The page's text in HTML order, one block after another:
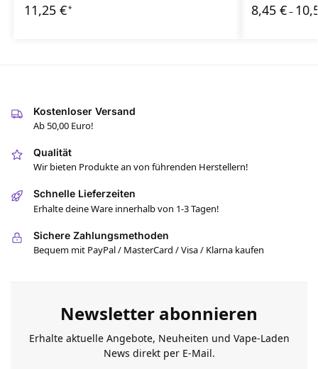
11,25 €* 8,45 €–
Kostenloser Versand
Ab 50,00 Euro!
Qualität
Wir bieten Produkte an von führenden Herstellern!
Schnelle Lieferzeiten
Erhalte deine Ware innerhalb von 1-3 Tagen!
Sichere Zahlungsmethoden
Bequem mit PayPal / MasterCard / Visa / Klarna kaufen
Newsletter abonnieren
Erhalte aktuelle Angebote, Neuheiten und Vape-Laden
News direkt per E-Mail.